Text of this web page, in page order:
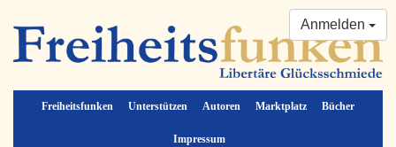
Freiheitsfunken Unterstützen Autoren Marktplatz Bücher
Impressum
Anmelden